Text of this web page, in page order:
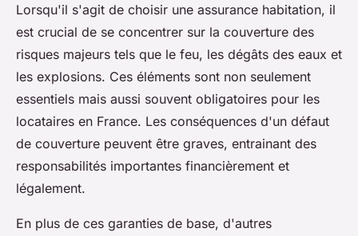
Lorsqu'il s'agit de choisir une assurance habitation, il
est crucial de se concentrer sur la couverture des
risques majeurs tels que le feu, les dégâts des eaux et
les explosions. Ces éléments sont non seulement
essentiels mais aussi souvent obligatoires pour les
locataires en France. Les conséquences d'un défaut
de couverture peuvent être graves, entrainant des
responsabilités importantes financièrement et
légalement.
En plus de ces garanties de base, d'autres